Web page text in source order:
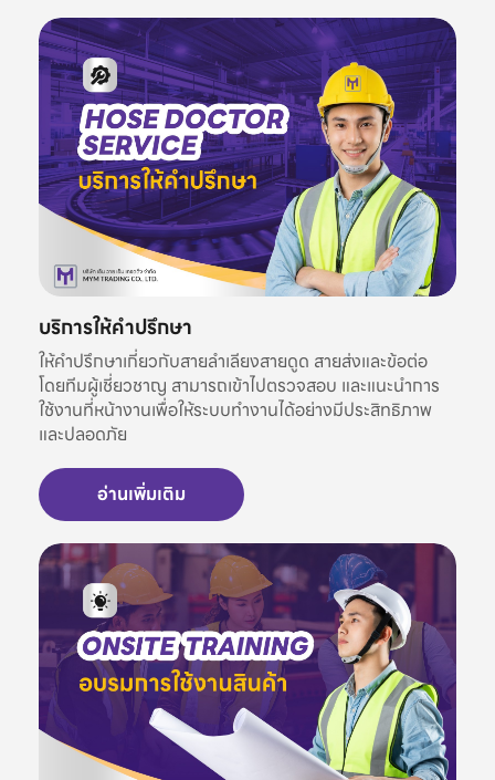
บริการให้คำปรึกษา
ให้คำปรึกษาเกี่ยวกับสายลำเลียงสายดูด สายส่งและข้อต่อ
โดยทีมผู้เชี่ยวชาญ สามารถเข้าไปตรวจสอบ และแนะนำการ
ใช้งานที่หน้างานเพื่อให้ระบบทำงานได้อย่างมีประสิทธิภาพ
และปลอดภัย
อ่านเพิ่มเติม